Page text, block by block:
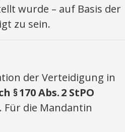
wurde – auf Basis der
zu sein.
der Verteidigung in
§ 170 Abs. 2 StPO
Für die Mandantin